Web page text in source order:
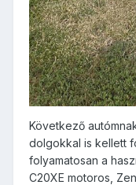
Következő
dolgokkal is kellett
folyamatosan a
C20XE motoros,